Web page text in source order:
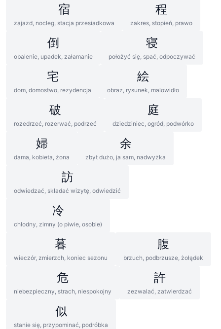
宿
zajazd, nocleg, stacja przesiadkowa
程
zakres, stopień, prawo
倒
obalenie, upadek, załamanie
寝
położyć się, spać, odpoczywać
宅
dom, domostwo, rezydencja
絵
obraz, rysunek, malowidło
破
rozedrzeć, rozerwać, podrzeć
庭
dziedziniec, ogród, podwórko
婦
dama, kobieta, żona
余
zbyt dużo, ja sam, nadwyżka
訪
odwiedzać, składać wizytę, odwiedzić
冷
chłodny, zimny (o piwie, osobie)
暮
wieczór, zmierzch, koniec sezonu
腹
brzuch, podbrzusze, żołądek
危
niebezpieczny, strach, niespokojny
許
zezwalać, zatwierdzać
似
stanie się, przypominać, podróbka